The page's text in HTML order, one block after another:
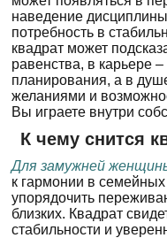
наведение
потребность в
квадрат может
равенства, в карьере
планирования, а в
желаниями и
Вы играете внутри
К чему снится
Для замужней
к гармонии в
упорядочить
близких. Квадрат
стабильности и